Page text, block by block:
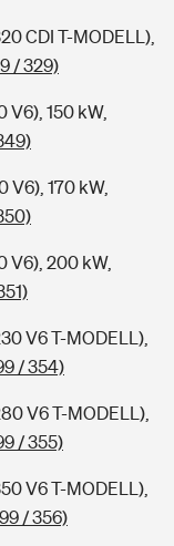
CDI T-MODELL),
/ 329)
V6), 150 kW,
V6), 170 kW,
V6), 200 kW,
V6 T-MODELL),
/ 354)
V6 T-MODELL),
/ 355)
V6 T-MODELL),
/ 356)